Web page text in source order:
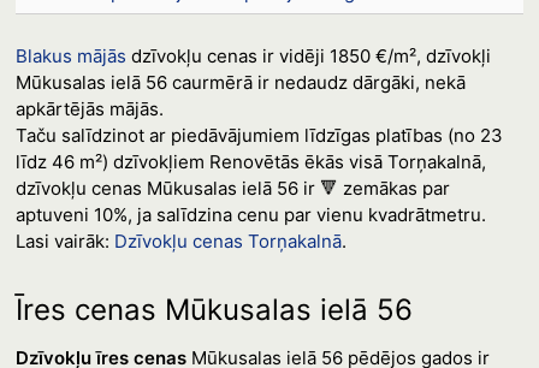
Blakus mājās dzīvokļu cenas ir vidēji 1850 €/m², dzīvokļi
Mūkusalas ielā 56 caurmērā ir nedaudz dārgāki, nekā
apkārtējās mājās.
Taču salīdzinot ar piedāvājumiem līdzīgas platības (no 23
līdz 46 m²) dzīvokļiem Renovētās ēkās visā Torņakalnā,
dzīvokļu cenas Mūkusalas ielā 56 ir 🔻 zemākas par
aptuveni 10%, ja salīdzina cenu par vienu kvadrātmetru.
Lasi vairāk: Dzīvokļu cenas Torņakalnā.
Īres cenas Mūkusalas ielā 56
Dzīvokļu īres cenasMūkusalas ielā 56 pēdējos gados ir